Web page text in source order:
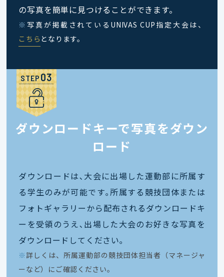
の写真を簡単に見つけることができます。
※ 写真が掲載されているUNIVAS CUP指定大会は、
こちら となります。
STEP
ダウンロードキーで写真をダウン
ロード
ダウンロードは､大会に出場した運動部に所属す
る学生のみが可能です｡所属する競技団体または
フォトギャラリーから配布されるダウンロードキ
ーを受領のうえ､出場した大会のお好きな写真を
ダウンロードしてください｡
※ 詳しくは、所属運動部の競技団体担当者（マネージャ
ーなど）にご確認ください。